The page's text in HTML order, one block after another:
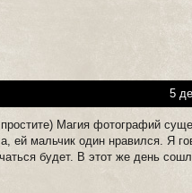
5
Магия фотографий
ей мальчик один нравился. Я
будет. В этот же день